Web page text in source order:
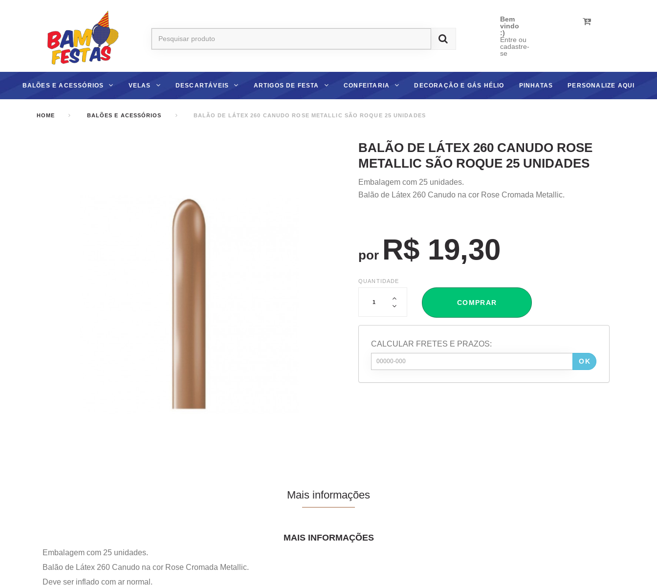
Bem
vindo
:)
Entre ou
cadastre-
se
BALÕES E ACESSÓRIOS VELAS DESCARTÁVEIS ARTIGOS DE FESTA CONFEITARIA DECORAÇÃO E GÁS HÉLIO PINHATAS PERSONALIZE AQUI
HOME BALÕES E ACESSÓRIOS BALÃO DE LÁTEX 260 CANUDO ROSE METALLIC SÃO ROQUE 25 UNIDADES
BALÃO DE LÁTEX 260 CANUDO ROSE
METALLIC SÃO ROQUE 25 UNIDADES
Embalagem com 25 unidades.
Balão de Látex 260 Canudo na cor Rose Cromada Metallic.
por R$ 19,30
QUANTIDADE
COMPRAR
CALCULAR FRETES E PRAZOS:
OK
Mais informações
MAIS INFORMAÇÕES
Embalagem com 25 unidades.
Balão de Látex 260 Canudo na cor Rose Cromada Metallic.
Deve ser inflado com ar normal.